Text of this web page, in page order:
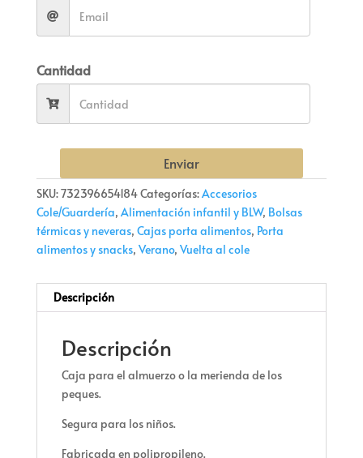
Cantidad
Enviar
SKU:732396654184Categorías:Accesorios
Cole/Guardería, Alimentación infantil y BLW, Bolsas
térmicas y neveras, Cajas porta alimentos, Porta
alimentos y snacks, Verano, Vuelta al cole
Descripción
Descripción
Caja para el almuerzo o la merienda de los
peques.
Segura para los niños.
Fabricada en polipropileno.